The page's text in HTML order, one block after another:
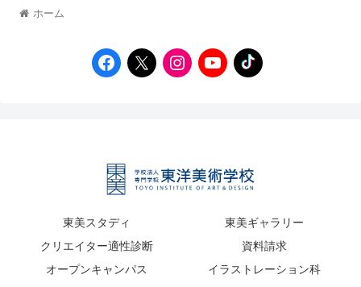
ホーム
東美スタディ
東美ギャラリー
クリエイター適性診断
資料請求
オープンキャンパス
イラストレーション科